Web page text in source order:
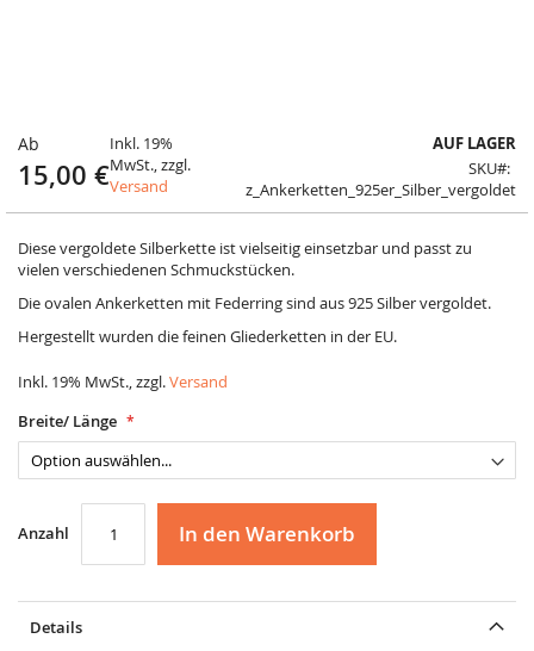
Ab
15,00 €
Inkl. 19%
MwSt., zzgl.
Versand
AUF LAGER
SKU
z_Ankerketten_925er_Silber_vergoldet
Diese vergoldete Silberkette ist vielseitig einsetzbar und passt zu
vielen verschiedenen Schmuckstücken.
Die ovalen Ankerketten mit Federring sind aus 925 Silber vergoldet.
Hergestellt wurden die feinen Gliederketten in der EU.
Inkl. 19% MwSt., zzgl.Versand
Breite/ Länge
Anzahl In den Warenkorb
Details